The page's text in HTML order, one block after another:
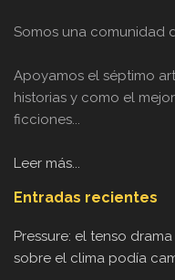
Somos una comunidad
Apoyamos el séptimo
historias y como el
ficciones...
Leer más...
Entradas recientes
Pressure: el tenso
sobre el clima podía